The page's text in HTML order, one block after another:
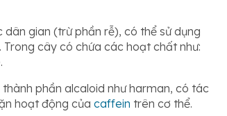
gian (trừ phần rễ), có thể sử dụng
cây có chứa các hoạt chất như:
phần alcaloid như harman, có tác
hoạt động của caffein trên cơ thể.